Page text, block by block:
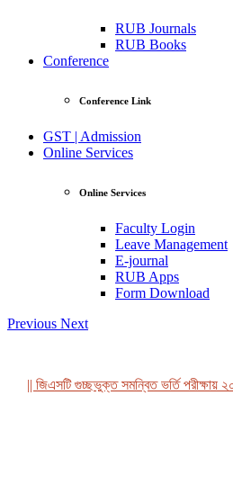
RUB Journals
RUB Books
Conference
Conference Link
GST | Admission
Online Services
Online Services
Faculty Login
Leave Management
E-journal
RUB Apps
Form Download
Previous Next
|| জিএসটি গুচ্ছভুক্ত সমন্বিত ভর্তি পরীক্ষায়